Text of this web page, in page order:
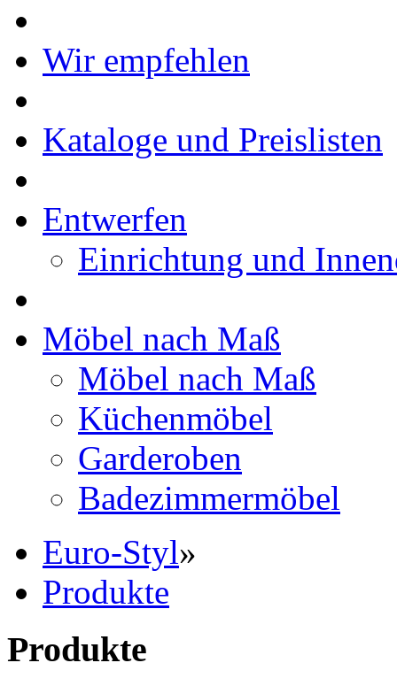
Wir empfehlen
Kataloge und Preislisten
Entwerfen
Einrichtung und
Möbel nach Maß
Möbel nach Maß
Küchenmöbel
Garderoben
Badezimmermöbel
Euro-Styl»
Produkte
Produkte